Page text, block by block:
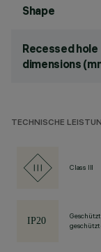
Shape
Recessed hole
dimensions
TECHNISCHE
Class III
geschützt